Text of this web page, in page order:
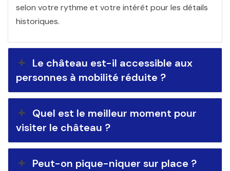
selon votre rythme et votre intérêt pour les détails
historiques.
Le château est-il accessible aux
personnes à mobilité réduite ?
Quel est le meilleur moment pour
visiter le château ?
Peut-on pique-niquer sur place ?